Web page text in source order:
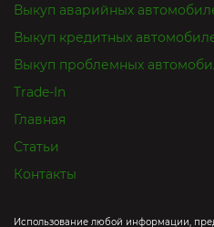
Выкуп аварийных
Выкуп кредитных
Выкуп проблемных
Trade-In
Главная
Статьи
Контакты
Использование любой информации,